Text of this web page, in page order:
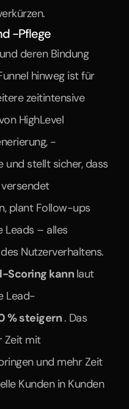
-Pflege
deren Bindung
hinweg ist für
zeitintensive
HighLevel
-
und stellt sicher, dass
plant Follow-ups
– alles
Nutzerverhaltens.
Scoring kann laut
Lead-
% steigern . Das
Zeit mit
und mehr Zeit
Kunden in Kunden